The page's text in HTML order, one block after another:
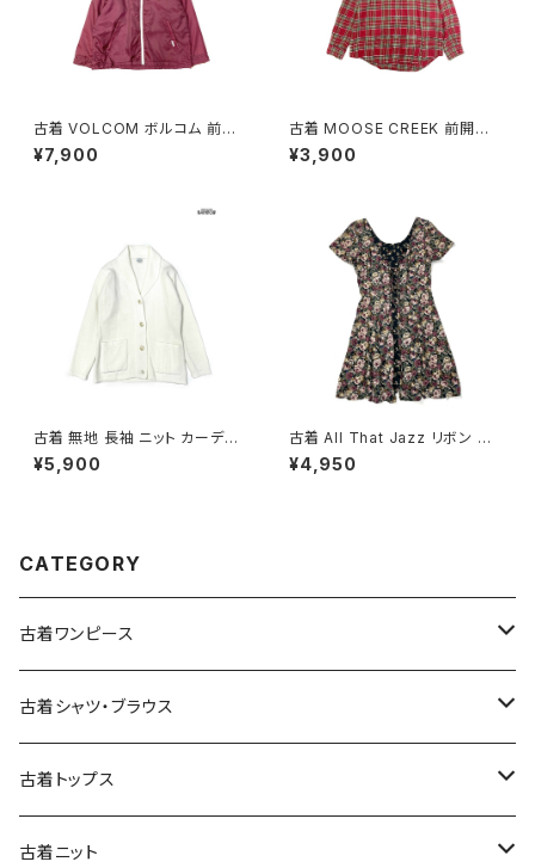
古着 VOLCOM ボルコム 前開
き 無地 ブランドロゴ 刺繍 ナイ
ロン100％ 長袖 アウター ライト
¥7,900
古着 MOOSE CREEK 前開き
チェック柄 コットン100％ フラン
ネル 長袖 シャツ 赤 (ttu25090
¥3,900
古着 無地 長袖 ニット カーディ
ガン 白 (ttu2508107)
¥5,900
古着 All That Jazz リボン 花
柄 ミニ丈 半袖 ワンピース 黒
(oa2607076)
¥4,950
CATEGORY
古着ワンピース
古着長袖ワンピース
古着半袖ワンピース
古着ノースリーブワンピース
古着シャツ・ブラウス
古着長袖シャツ・ブラウス
古着半袖シャツ・ブラウス
古着トップス
古着スウェット&パーカー
古着ニット